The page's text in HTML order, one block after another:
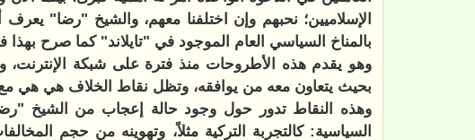
الإسلاميين؛ نحبهم وإن اختلفنا معهم، والشيخ "رضا"
بالمناخ السياسي العام الموجود في "تايلاند" كما صرح
وهو يقدم هذه الأطروحات منذ فترة على شبكة الإنترنت،
بحيث يتعاون معه من يوافقه، وتظل نقاط الخلاف هي هي مع
وهذه النقاط تدور حول وجود حالة إعجاب من الشيخ "رضا"
السياسية: كالتجربة التركية مثلاً، وتهوينه من حجم